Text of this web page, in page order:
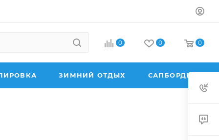
0 0 0
ЗИМНИЙ ОТДЫХ САПБОРДЫ